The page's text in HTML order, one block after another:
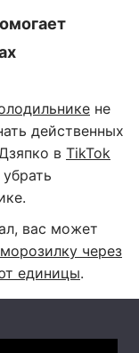
не
действенных
в TikTok
вас может
через
единицы.